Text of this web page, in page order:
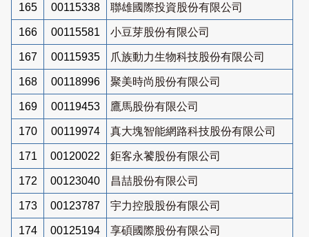
165 00115338 聯雄國際投資股份有限公司
166 00115581 小豆芽股份有限公司
167 00115935 爪族動力生物科技股份有限公司
168 00118996 聚美時尚股份有限公司
169 00119453 鷹馬股份有限公司
170 00119974 真大塊智能網路科技股份有限公司
171 00120022 鉅客永饕股份有限公司
172 00123040 昌喆股份有限公司
173 00123787 宇力控股股份有限公司
174 00125194 享碩國際股份有限公司